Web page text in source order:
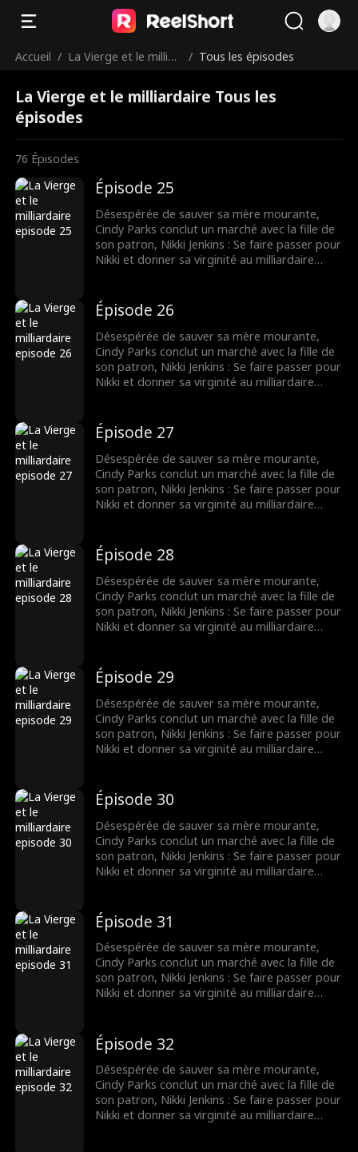
Accueil / La Vierge et le milliar
/ Tous les épisodes
La Vierge et le milliardaire Tous les
épisodes
76 Épisodes
Épisode 25
Désespérée de sauver sa mère mourante,
Cindy Parks conclut un marché avec la fille de
son patron, Nikki Jenkins : Se faire passer pour
Nikki et donner sa virginité au milliardaire
lorsqu’elle tombe malade, Cindy est une fois
de plus obligée de se déguiser et de
remplacer sa mère.
Épisode 26
Désespérée de sauver sa mère mourante,
Cindy Parks conclut un marché avec la fille de
son patron, Nikki Jenkins : Se faire passer pour
Nikki et donner sa virginité au milliardaire
lorsqu’elle tombe malade, Cindy est une fois
de plus obligée de se déguiser et de
remplacer sa mère.
Épisode 27
Désespérée de sauver sa mère mourante,
Cindy Parks conclut un marché avec la fille de
son patron, Nikki Jenkins : Se faire passer pour
Nikki et donner sa virginité au milliardaire
lorsqu’elle tombe malade, Cindy est une fois
de plus obligée de se déguiser et de
remplacer sa mère.
Épisode 28
Désespérée de sauver sa mère mourante,
Cindy Parks conclut un marché avec la fille de
son patron, Nikki Jenkins : Se faire passer pour
Nikki et donner sa virginité au milliardaire
lorsqu’elle tombe malade, Cindy est une fois
de plus obligée de se déguiser et de
remplacer sa mère.
Épisode 29
Désespérée de sauver sa mère mourante,
Cindy Parks conclut un marché avec la fille de
son patron, Nikki Jenkins : Se faire passer pour
Nikki et donner sa virginité au milliardaire
lorsqu’elle tombe malade, Cindy est une fois
de plus obligée de se déguiser et de
remplacer sa mère.
Épisode 30
Désespérée de sauver sa mère mourante,
Cindy Parks conclut un marché avec la fille de
son patron, Nikki Jenkins : Se faire passer pour
Nikki et donner sa virginité au milliardaire
lorsqu’elle tombe malade, Cindy est une fois
de plus obligée de se déguiser et de
remplacer sa mère.
Épisode 31
Désespérée de sauver sa mère mourante,
Cindy Parks conclut un marché avec la fille de
son patron, Nikki Jenkins : Se faire passer pour
Nikki et donner sa virginité au milliardaire
lorsqu’elle tombe malade, Cindy est une fois
de plus obligée de se déguiser et de
remplacer sa mère.
Épisode 32
Désespérée de sauver sa mère mourante,
Cindy Parks conclut un marché avec la fille de
son patron, Nikki Jenkins : Se faire passer pour
Nikki et donner sa virginité au milliardaire